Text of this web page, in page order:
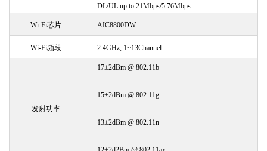
DL/UL up to 21Mbps/5.76Mbps
Wi-Fi芯片 AIC8800DW
Wi-Fi频段 2.4GHz, 1~13Channel
发射功率
17±2dBm @ 802.11b
15±2dBm @ 802.11g
13±2dBm @ 802.11n